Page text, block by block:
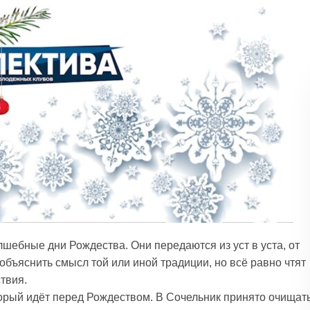
дни Рождества. Они передаются из уст в уста, от
смысл той или иной традиции, но всё равно чтят
идёт перед Рождеством. В Сочельник принято